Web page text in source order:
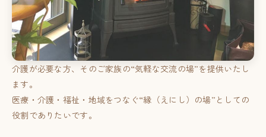
介護が必要な方、そのご家族の“気軽な交流の場”を提供いたし
ます。
医療・介護・福祉・地域をつなぐ“縁（えにし）の場”としての
役割でありたいです。